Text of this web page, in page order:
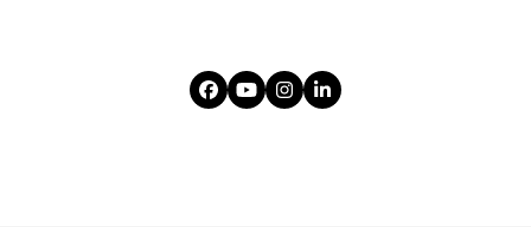
Facebook
YouTubeInstagram
LinkedIn